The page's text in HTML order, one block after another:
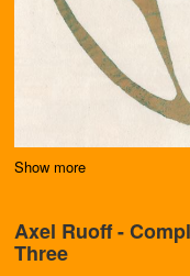
Show more
Axel Ruoff -
Three